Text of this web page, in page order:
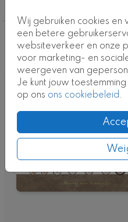
Wij gebruiken cookies en
een betere
websiteverkeer en onze
voor marketing- en
weergeven van
Je kunt jouw
op ons ons cookiebeleid.
Kaartcode: 0629-4e-j
Deze ontwerpen
leuk
Kaart